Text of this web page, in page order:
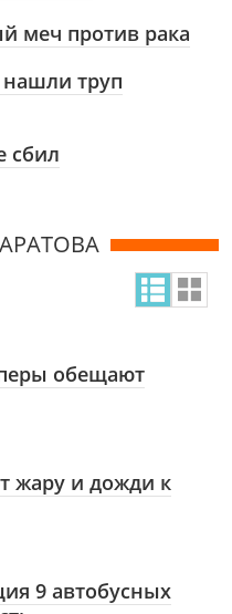
меч против рака
труп
сбил
обещают
жару и дожди к
9 автобусных